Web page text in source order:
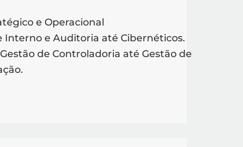
e Operacional
Interno e Auditoria até Cibernéticos.
de Controladoria até Gestão de